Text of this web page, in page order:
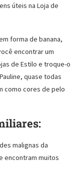
úteis na Loja de
forma de banana,
encontrar um
de Estilo e troque-o
quase todas
como cores de pelo
malignas da
encontram muitos